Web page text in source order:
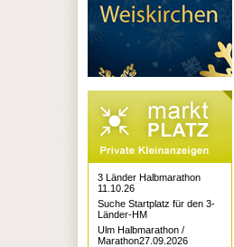
3 Länder Halbmarathon
11.10.26
Suche Startplatz für den 3-
Länder-HM
Ulm Halbmarathon /
Marathon27.09.2026